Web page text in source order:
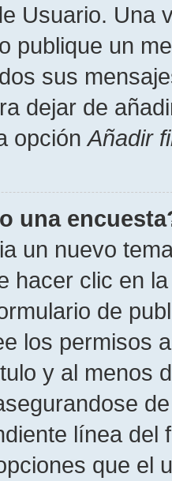
Usuario. Una
publique un
sus
dejar de
opción Añadir
una
un nuevo
hacer clic en
de
los permisos
y al menos
línea del
que el